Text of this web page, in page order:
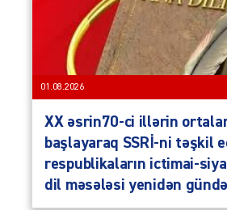
01.08.2026
XX əsrin70-ci illərin
başlayaraq SSRİ-ni təşkil
respublikaların ictimai-
dil məsələsi yenidən